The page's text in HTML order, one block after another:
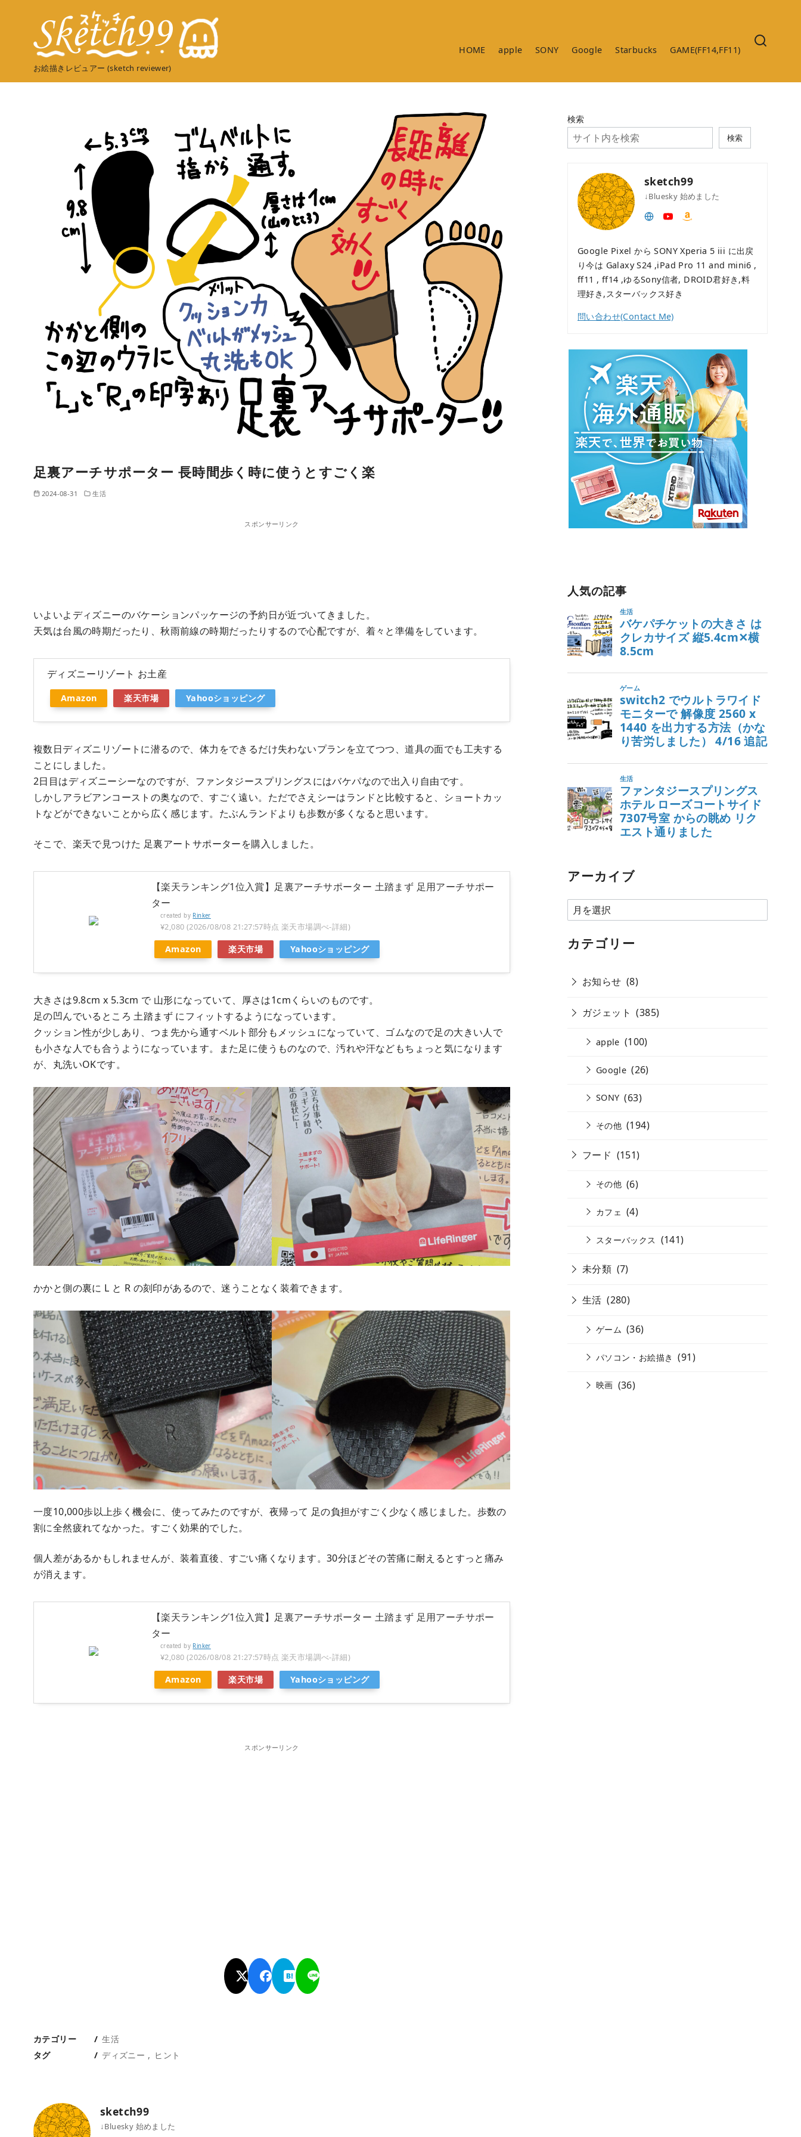
お絵描きレビュアー (sketch reviewer)
HOME apple SONY Google Starbucks GAME(FF14,FF11)
足裏アーチサポーター 長時間歩く時に使うとすごく楽
2024-08-31 生活
スポンサーリンク
いよいよディズニーのバケーションパッケージの予約日が近づいてきました。
天気は台風の時期だったり、秋雨前線の時期だったりするので心配ですが、着々と準備をしています。
ディズニーリゾート お土産
Amazon 楽天市場 Yahooショッピング
複数日ディズニリゾートに潜るので、体力をできるだけ失わないプランを立てつつ、道具の面でも工夫する
ことにしました。
2日目はディズニーシーなのですが、ファンタジースプリングスにはバケパなので出入り自由です。
しかしアラビアンコーストの奥なので、すごく遠い。ただでさえシーはランドと比較すると、ショートカッ
トなどができないことから広く感じます。たぶんランドよりも歩数が多くなると思います。
そこで、楽天で見つけた 足裏アートサポーターを購入しました。
【楽天ランキング1位入賞】足裏アーチサポーター 土踏まず 足用アーチサポー
ター
created by Rinker
¥2,080 (2026/08/08 21:27:57時点 楽天市場調べ-詳細)
Amazon 楽天市場 Yahooショッピング
大きさは9.8cm x 5.3cm で 山形になっていて、厚さは1cmくらいのものです。
足の凹んでいるところ 土踏まず にフィットするようになっています。
クッション性が少しあり、つま先から通すベルト部分もメッシュになっていて、ゴムなので足の大きい人で
も小さな人でも合うようになっています。また足に使うものなので、汚れや汗などもちょっと気になります
が、丸洗いOKです。
かかと側の裏に L と R の刻印があるので、迷うことなく装着できます。
一度10,000歩以上歩く機会に、使ってみたのですが、夜帰って 足の負担がすごく少なく感じました。歩数の
割に全然疲れてなかった。すごく効果的でした。
個人差があるかもしれませんが、装着直後、すごい痛くなります。30分ほどその苦痛に耐えるとすっと痛み
が消えます。
【楽天ランキング1位入賞】足裏アーチサポーター 土踏まず 足用アーチサポー
ター
created by Rinker
¥2,080 (2026/08/08 21:27:57時点 楽天市場調べ-詳細)
Amazon 楽天市場 Yahooショッピング
スポンサーリンク
カテゴリー
生活
タグ
ディズニー ヒント
sketch99
↓Bluesky 始めました
検索
検索
sketch99
↓Bluesky 始めました
Google Pixel から SONY Xperia 5 iii に出戻
り今は Galaxy S24 ,iPad Pro 11 and mini6 ,
ff11 , ff14 ,ゆるSony信者, DROID君好き,料
理好き,スターバックス好き
問い合わせ(Contact Me)
人気の記事
アーカイブ
ア
ー
カ
カテゴリー
お知らせ (8)
ガジェット (385)
apple (100)
Google (26)
SONY (63)
その他 (194)
フード (151)
その他 (6)
カフェ (4)
スターバックス (141)
未分類 (7)
生活 (280)
ゲーム (36)
パソコン・お絵描き (91)
映画 (36)